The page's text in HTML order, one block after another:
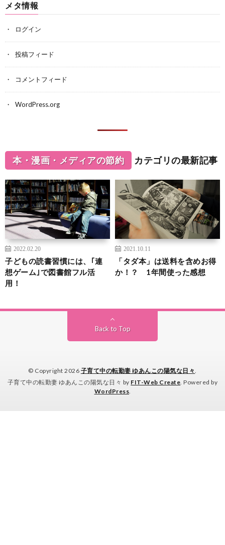
メタ情報
ログイン
投稿フィード
コメントフィード
WordPress.org
本・漫画・メディアの節約 カテゴリの最新記事
2022.02.20
子どもの読書習慣には、｢連
想ゲーム｣で図書館フル活
用！
2021.10.11
「タダ本」は送料を含めお得
か！？ 1年間使った感想
Back to Top
© Copyright 2026 子育て中の転勤妻 ゆあんこの陽気な日々
子育て中の転勤妻 ゆあんこの陽気な日々 by FIT-Web Create . Powered by
WordPress